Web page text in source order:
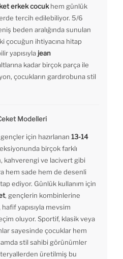
erkek cocukhem günlük
tercih edilebiliyor. 5/6
beden aralığında sunulan
çocuğun ihtiyacına hitap
yapısıyla jean
kadar birçok parça ile
çocukların gardırobuna stil
Modelleri
için hazırlanan 13-14
birçok farklı
kahverengi ve lacivert gibi
hem sade hem de desenli
ediyor. Günlük kullanım için
, gençlerin kombinlerine
yapısıyla mevsim
oluyor. Sportif, klasik veya
sayesinde çocuklar hem
stil sahibi görünümler
üretilmiş bu